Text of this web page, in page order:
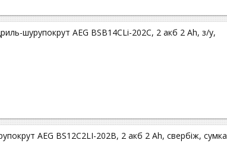
шурупокрут AEG BSB14CLi-202C, 2 акб 2 Ah, з/у,
AEG BS12C2LI-202B, 2 акб 2 Ah, свербіж, сумка